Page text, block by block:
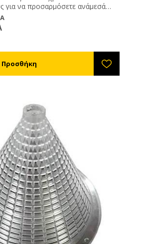
για να προσαρμόσετε ανάμεσά
ένα καπάκι και δόλωμα που
σήτα.